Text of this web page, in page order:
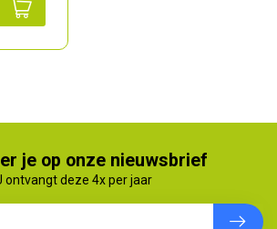
je op onze nieuwsbrief
ontvangt deze 4x per jaar